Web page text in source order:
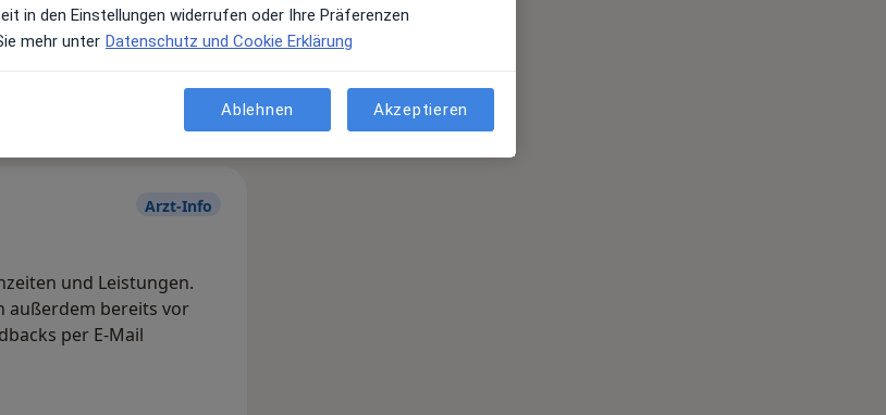
und Kosten
über Leistungen
Arzt-Info
und Leistungen.
außerdem bereits vor
per E-Mail
in den Einstellungen widerrufen oder Ihre Präferenzen
mehr unter Datenschutz und Cookie Erklärung
Ablehnen Akzeptieren